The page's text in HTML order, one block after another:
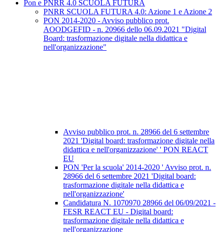
Pon e PNRR 4.0 SCUOLA FUTURA
PNRR SCUOLA FUTURA 4.0: Azione 1 e Azione 2
PON 2014-2020 - Avviso pubblico prot.
AOODGEFID - n. 20966 dello 06.09.2021 "Digital
Board: trasformazione digitale nella didattica e
nell'organizzazione"
Avviso pubblico prot. n. 28966 del 6 settembre
2021 'Digital board: trasformazione digitale nella
didattica e nell'organizzazione' ' PON REACT
EU
PON 'Per la scuola' 2014-2020 ' Avviso prot. n.
28966 del 6 settembre 2021 'Digital board:
trasformazione digitale nella didattica e
nell'organizzazione'
Candidatura N. 1070970 28966 del 06/09/2021 -
FESR REACT EU - Digital board:
trasformazione digitale nella didattica e
nell'organizzazione